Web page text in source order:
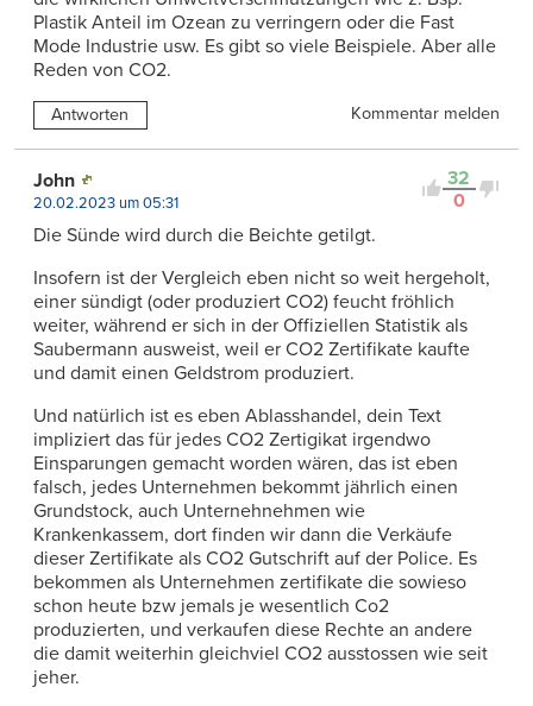
Plastik Anteil im Ozean zu verringern oder die Fast
Mode Industrie usw. Es gibt so viele Beispiele. Aber alle
Reden von CO2.
Antworten Kommentar melden
32
0
John
20.02.2023 um 05:31
Die Sünde wird durch die Beichte getilgt.
Insofern ist der Vergleich eben nicht so weit hergeholt,
einer sündigt (oder produziert CO2) feucht fröhlich
weiter, während er sich in der Offiziellen Statistik als
Saubermann ausweist, weil er CO2 Zertifikate kaufte
und damit einen Geldstrom produziert.
Und natürlich ist es eben Ablasshandel, dein Text
impliziert das für jedes CO2 Zertigikat irgendwo
Einsparungen gemacht worden wären, das ist eben
falsch, jedes Unternehmen bekommt jährlich einen
Grundstock, auch Unternehnehmen wie
Krankenkassem, dort finden wir dann die Verkäufe
dieser Zertifikate als CO2 Gutschrift auf der Police. Es
bekommen als Unternehmen zertifikate die sowieso
schon heute bzw jemals je wesentlich Co2
produzierten, und verkaufen diese Rechte an andere
die damit weiterhin gleichviel CO2 ausstossen wie seit
jeher.